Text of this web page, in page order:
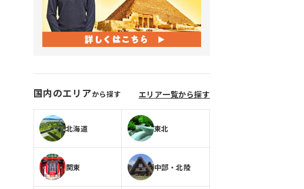
国内のエリアから探す エリア一覧から探す
北海道 東北
関東 中部・北陸